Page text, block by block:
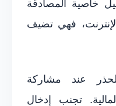
خاصية المصادقة
فهي تضيف
عند مشاركة
تجنب إدخال